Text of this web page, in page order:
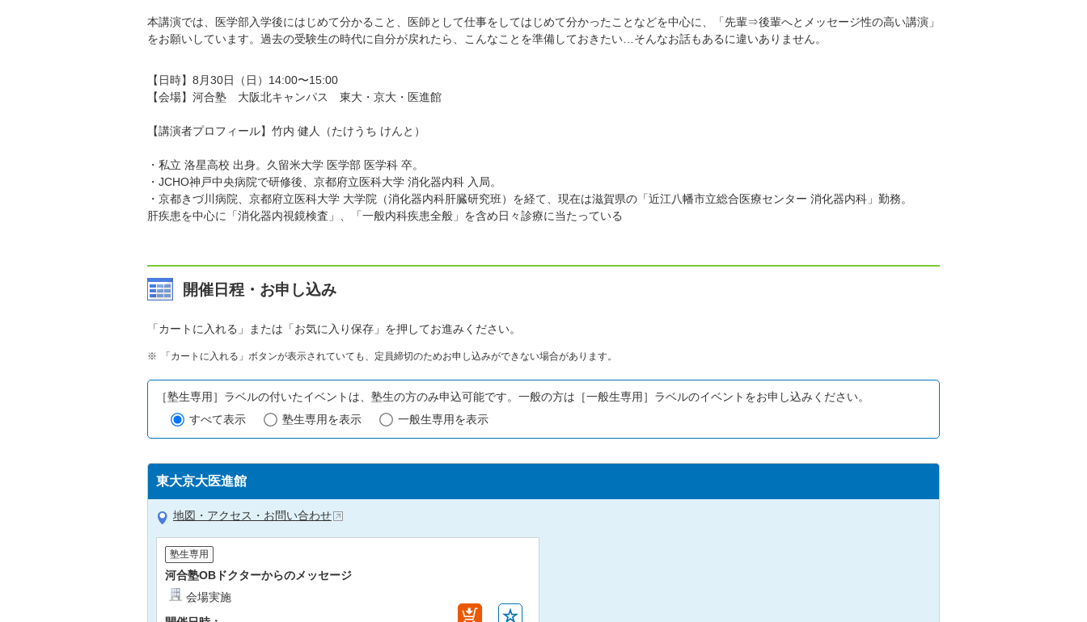
本講演では、医学部入学後にはじめて分かること、医師として仕事をしてはじめて分かったことなどを中心に、「先輩⇒後輩へとメッセージ性の高い講演」
をお願いしています。過去の受験生の時代に自分が戻れたら、こんなことを準備しておきたい…そんなお話もあるに違いありません。
【日時】8月30日（日）14:00〜15:00
【会場】河合塾 大阪北キャンパス 東大・京大・医進館
【講演者プロフィール】竹内 健人（たけうち けんと）
・私立 洛星高校 出身。久留米大学 医学部 医学科 卒。
・JCHO神戸中央病院で研修後、京都府立医科大学 消化器内科 入局。
・京都きづ川病院、京都府立医科大学 大学院（消化器内科肝臓研究班）を経て、現在は滋賀県の「近江八幡市立総合医療センター 消化器内科」勤務。
肝疾患を中心に「消化器内視鏡検査」、「一般内科疾患全般」を含め日々診療に当たっている
開催日程・お申し込み
「カートに入れる」または「お気に入り保存」を押してお進みください。
「カートに入れる」ボタンが表示されていても、定員締切のためお申し込みができない場合があります。
［塾生専用］ラベルの付いたイベントは、塾生の方のみ申込可能です。一般の方は［一般生専用］ラベルのイベントをお申し込みください。
すべて表示
塾生専用を表示 一般生専用を表示
東大京大医進館
地図・アクセス・お問い合わせ
塾生専用
河合塾OBドクターからのメッセージ
会場実施